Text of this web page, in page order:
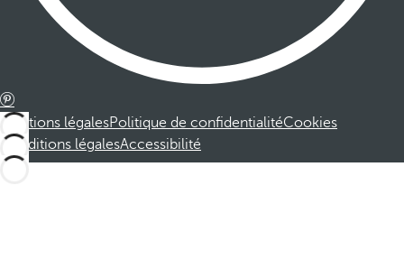
Mentions légalesPolitique de confidentialitéCookies
Conditions légalesAccessibilité